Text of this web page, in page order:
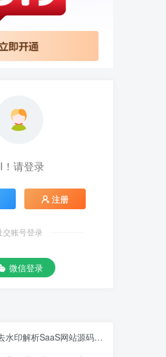
！请登录
注册
交账号登录
微信登录
SaaS网站源码 去水印api总站开源版本